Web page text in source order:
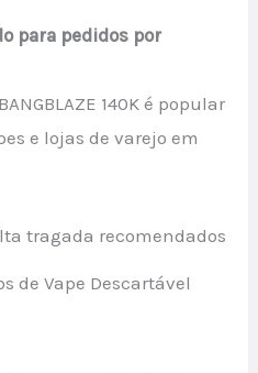
para pedidos por
140K é popular
e lojas de varejo em
tragada recomendados
de Vape Descartável